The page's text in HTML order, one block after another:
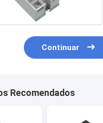
Continuar
Recomendados